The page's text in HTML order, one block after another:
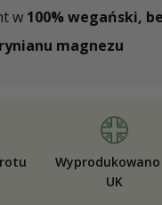
w 100% wegański,
magnezu
UK